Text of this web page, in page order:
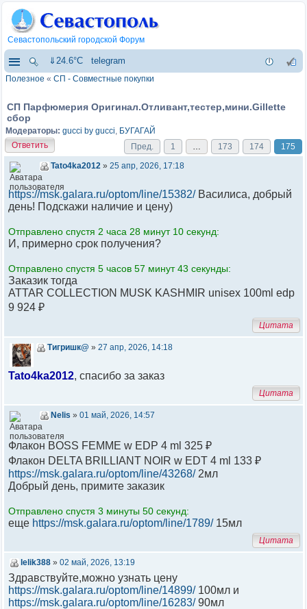
Севастопольский городской Форум
⇓24.6°C telegram
Полезное « СП - Совместные покупки
СП Парфюмерия Оригинал.Отливант,тестер,мини.Gillette
сбор
Модераторы: gucci by gucci, БУГАГАЙ
Ответить
Пред. 1 … 173 174 175
Tato4ka2012 » 25 апр, 2026, 17:18
https://msk.galara.ru/optom/line/15382/Василиса, добрый
день! Подскажи наличие и цену)
Отправлено спустя 2 часа 28 минут 10 секунд:
И, примерно срок получения?
Отправлено спустя 5 часов 57 минут 43 секунды:
Заказик тогда
ATTAR COLLECTION MUSK KASHMIR unisex 100ml edp
9 924 ₽
Цитата
Тигришк@ » 27 апр, 2026, 14:18
Tato4ka2012, спасибо за заказ
Цитата
Nelis » 01 май, 2026, 14:57
Флакон BOSS FEMME w EDP 4 ml 325 ₽
Флакон DELTA BRILLIANT NOIR w EDT 4 ml 133 ₽
https://msk.galara.ru/optom/line/43268/2мл
Добрый день, примите заказик
Отправлено спустя 3 минуты 50 секунд:
еще https://msk.galara.ru/optom/line/1789/15мл
Цитата
lelik388 » 02 май, 2026, 13:19
Здравствуйте,можно узнать цену
https://msk.galara.ru/optom/line/14899/100мл и
https://msk.galara.ru/optom/line/16283/90мл